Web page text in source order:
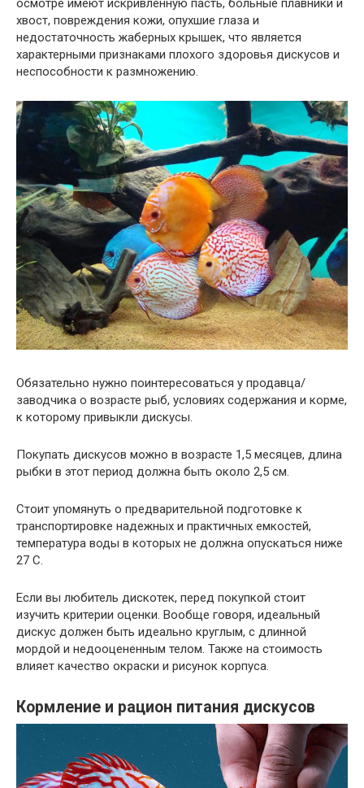
осмотре имеют искривленную пасть, больные плавники и
хвост, повреждения кожи, опухшие глаза и
недостаточность жаберных крышек, что является
характерными признаками плохого здоровья дискусов и
неспособности к размножению.
Обязательно нужно поинтересоваться у продавца/
заводчика о возрасте рыб, условиях содержания и корме,
к которому привыкли дискусы.
Покупать дискусов можно в возрасте 1,5 месяцев, длина
рыбки в этот период должна быть около 2,5 см.
Стоит упомянуть о предварительной подготовке к
транспортировке надежных и практичных емкостей,
температура воды в которых не должна опускаться ниже
27 С.
Если вы любитель дискотек, перед покупкой стоит
изучить критерии оценки. Вообще говоря, идеальный
дискус должен быть идеально круглым, с длинной
мордой и недооцененным телом. Также на стоимость
влияет качество окраски и рисунок корпуса.
Кормление и рацион питания дискусов